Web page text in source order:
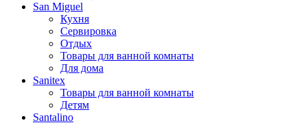
San Miguel
Кухня
Сервировка
Отдых
Товары для ванной комнаты
Для дома
Sanitex
Товары для ванной комнаты
Детям
Santalino